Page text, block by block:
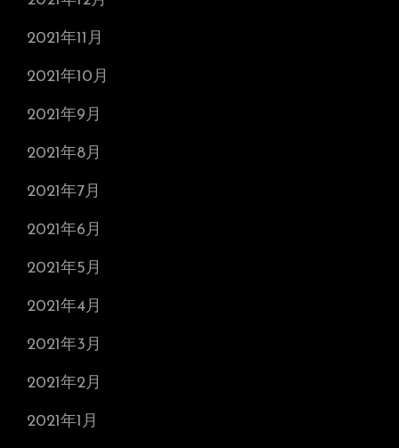
2021年11月
2021年10月
2021年9月
2021年8月
2021年7月
2021年6月
2021年5月
2021年4月
2021年3月
2021年2月
2021年1月